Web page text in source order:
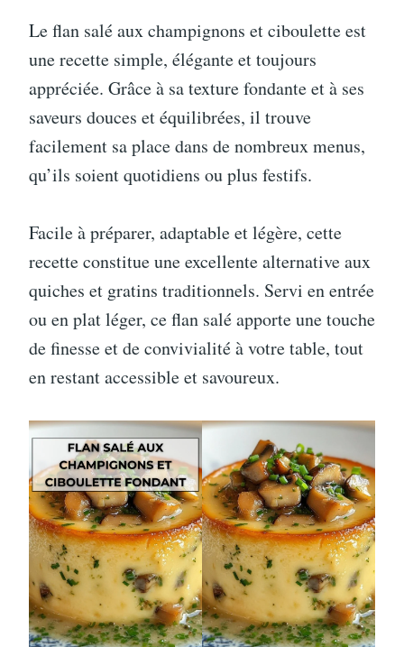
Le flan salé aux champignons et ciboulette est
une recette simple, élégante et toujours
appréciée. Grâce à sa texture fondante et à ses
saveurs douces et équilibrées, il trouve
facilement sa place dans de nombreux menus,
qu’ils soient quotidiens ou plus festifs.
Facile à préparer, adaptable et légère, cette
recette constitue une excellente alternative aux
quiches et gratins traditionnels. Servi en entrée
ou en plat léger, ce flan salé apporte une touche
de finesse et de convivialité à votre table, tout
en restant accessible et savoureux.